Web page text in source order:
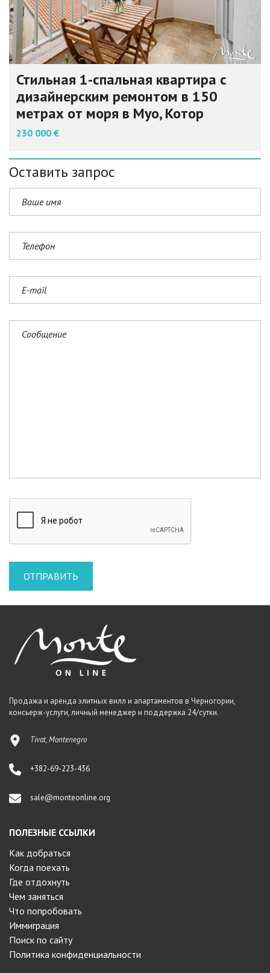
Стильная 1-спальная квартира с
дизайнерским ремонтом в 150
метрах от моря в Муо, Котор
230 000 €
Оставить запрос
Продажа и аренда элитных вилл и апартаментов в Черногории,
консьерж-услуги, личный менеджер и поддержка 24/сутки.
Tivat, Montenegro
+382-69-223-436
sale@monteonline.org
ПОЛЕЗНЫЕ ССЫЛКИ
Как добраться
Когда поехать
Где отдохнуть
Чем заняться
Что попробовать
Иммиграция
Поиск по сайту
Политика конфиденциальности